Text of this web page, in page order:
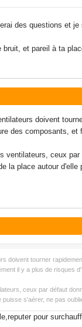
des questions et je
et pareil à ta
doivent
des composants,
ventilateurs, ceux
la place autour
doivent tourner
il y a plus de risques
ceux par défaut
s'aérer, ne pas
pour